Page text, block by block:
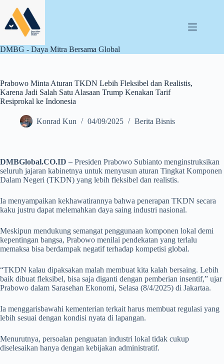
content
DMBG - Daya Mitra Bersama Global
Prabowo Minta Aturan TKDN Lebih Fleksibel dan Realistis,
Karena Jadi Salah Satu Alasaan Trump Kenakan Tarif
Resiprokal ke Indonesia
Konrad Kun 04/09/2025 Berita Bisnis
DMBGlobal.CO.ID – Presiden Prabowo Subianto menginstruksikan
seluruh jajaran kabinetnya untuk menyusun aturan Tingkat Komponen
Dalam Negeri (TKDN) yang lebih fleksibel dan realistis.
Ia menyampaikan kekhawatirannya bahwa penerapan TKDN secara
kaku justru dapat melemahkan daya saing industri nasional.
Meskipun mendukung semangat penggunaan komponen lokal demi
kepentingan bangsa, Prabowo menilai pendekatan yang terlalu
memaksa bisa berdampak negatif terhadap kompetisi global.
“TKDN kalau dipaksakan malah membuat kita kalah bersaing. Lebih
baik dibuat fleksibel, bisa saja diganti dengan pemberian insentif,” ujar
Prabowo dalam Sarasehan Ekonomi, Selasa (8/4/2025) di Jakartaa.
Ia menggarisbawahi kementerian terkait harus membuat regulasi yang
lebih sesuai dengan kondisi nyata di lapangan.
Menurutnya, persoalan penguatan industri lokal tidak cukup
diselesaikan hanya dengan kebijakan administratif.